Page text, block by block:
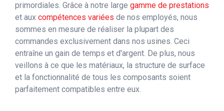
primordiales. Grâce à notre large gamme de prestations
et aux compétences variées de nos employés, nous
sommes en mesure de réaliser la plupart des
commandes exclusivement dans nos usines. Ceci
entraîne un gain de temps et d'argent. De plus, nous
veillons à ce que les matériaux, la structure de surface
et la fonctionnalité de tous les composants soient
parfaitement compatibles entre eux.